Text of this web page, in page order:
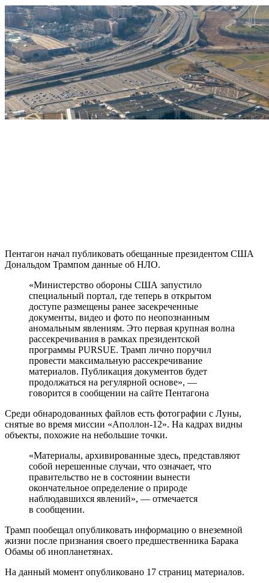
Пентагон начал публиковать обещанные президентом США
Дональдом Трампом данные об НЛО.
«Министерство обороны США запустило
специальный портал, где теперь в открытом
доступе размещены ранее засекреченные
документы, видео и фото по неопознанным
аномальным явлениям. Это первая крупная волна
рассекречивания в рамках президентской
программы PURSUE. Трамп лично поручил
провести максимальную рассекречивание
материалов. Публикация документов будет
продолжаться на регулярной основе», —
говорится в сообщении на сайте Пентагона
Среди обнародованных файлов есть фотографии с Луны,
снятые во время миссии «Аполлон-12». На кадрах видны
объекты, похожие на небольшие точки.
«Материалы, архивированные здесь, представляют
собой нерешенные случаи, что означает, что
правительство не в состоянии вынести
окончательное определение о природе
наблюдавшихся явлений», — отмечается
в сообщении.
Трамп пообещал опубликовать информацию о внеземной
жизни после признания своего предшественника Барака
Обамы об инопланетянах.
На данный момент опубликовано 17 страниц материалов.